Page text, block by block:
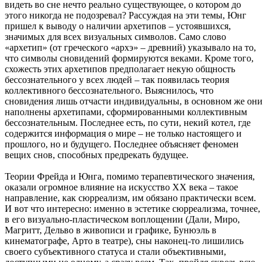
видеть во сне нечто реально существующее, о котором до
этого никогда не подозревал? Рассуждая на эти темы, Юнг
пришел к выводу о наличии архетипов – устоявшихся,
значимых для всех визуальных символов. Само слово
«архетип» (от греческого «архэ» – древний) указывало на то,
что символы сновидений формируются веками. Кроме того,
схожесть этих архетипов предполагает некую общность
бессознательного у всех людей – так появилась теория
коллективного бессознательного. Выяснилось, что
сновидения лишь отчасти индивидуальны, в основном же они
наполнены архетипами, сформированными коллективным
бессознательным. Последнее есть, по сути, некий котел, где
содержится информация о мире – не только настоящего и
прошлого, но и будущего. Последнее объясняет феномен
вещих снов, способных предрекать будущее.
Теории Фрейда и Юнга, помимо терапевтического значения,
оказали огромное влияние на искусство ХХ века – такое
направление, как сюрреализм, им обязано практически всем.
И вот что интересно: именно в эстетике сюрреализма, точнее,
в его визуально-пластическом воплощении (Дали, Миро,
Магритт, Дельво в живописи и графике, Бунюэль в
кинематографе, Арто в театре), сны наконец-то лишились
своего субъективного статуса и стали объективными,